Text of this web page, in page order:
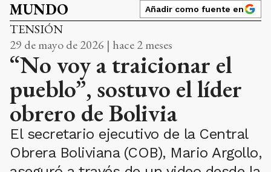
MUNDO Añadir como fuente en
TENSIÓN
29 de mayo de 2026 | hace 2 meses
“No voy a traicionar el
pueblo”, sostuvo el líder
obrero de Bolivia
El secretario ejecutivo de la Central
Obrera Boliviana (COB), Mario Argollo,